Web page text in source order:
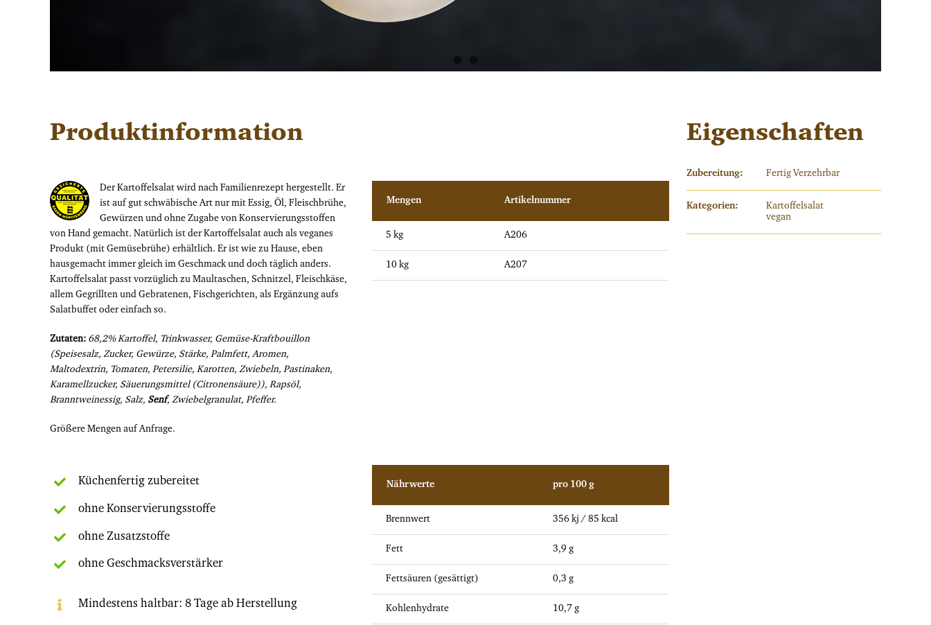
Produktinformation
Der Kartoffelsalat wird nach Familienrezept hergestellt. Er
ist auf gut schwäbische Art nur mit Essig, Öl, Fleischbrühe,
Gewürzen und ohne Zugabe von Konservierungsstoffen
von Hand gemacht. Natürlich ist der Kartoffelsalat auch als veganes
Produkt (mit Gemüsebrühe) erhältlich. Er ist wie zu Hause, eben
hausgemacht immer gleich im Geschmack und doch täglich anders.
Kartoffelsalat passt vorzüglich zu Maultaschen, Schnitzel, Fleischkäse,
allem Gegrillten und Gebratenen, Fischgerichten, als Ergänzung aufs
Salatbuffet oder einfach so.
Zutaten: 68,2% Kartoffel, Trinkwasser, Gemüse-Kraftbouillon
(Speisesalz, Zucker, Gewürze, Stärke, Palmfett, Aromen,
Maltodextrin, Tomaten, Petersilie, Karotten, Zwiebeln, Pastinaken,
Karamellzucker, Säuerungsmittel (Citronensäure)), Rapsöl,
Branntweinessig, Salz, Senf, Zwiebelgranulat, Pfeffer.
Größere Mengen auf Anfrage.
Mengen Artikelnummer
5 kg A206
10 kg A207
Küchenfertig zubereitet
ohne Konservierungsstoffe
ohne Zusatzstoffe
ohne Geschmacksverstärker
Mindestens haltbar: 8 Tage ab Herstellung
Nährwerte pro 100 g
Brennwert 356 kj / 85 kcal
Fett 3,9 g
Fettsäuren (gesättigt) 0,3 g
Kohlenhydrate 10,7 g
Eigenschaften
Zubereitung: Fertig Verzehrbar
Kategorien:
Kartoffelsalat
vegan